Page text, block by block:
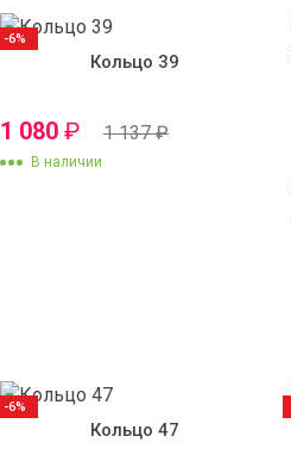
Кольцо 39
1 080 ₽ 1 137₽
В наличии
-6%
Кольцо 47
-6%